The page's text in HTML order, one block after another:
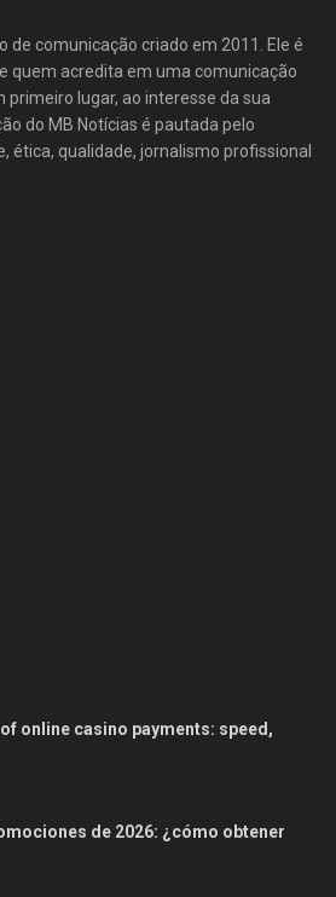
de comunicação criado em 2011. Ele é
quem acredita em uma comunicação
primeiro lugar, ao interesse da sua
do MB Notícias é pautada pelo
ética, qualidade, jornalismo profissional
online casino payments: speed,
de 2026: ¿cómo obtener